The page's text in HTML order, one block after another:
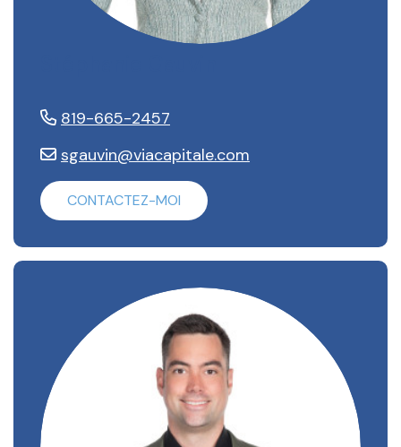
819-665-2457
sgauvin@viacapitale.com
CONTACTEZ-MOI